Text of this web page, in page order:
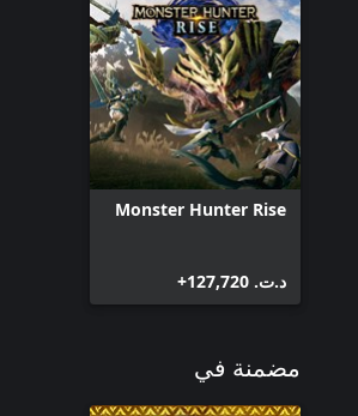
Monster Hunter Rise
د.ت.‏ 127,720+
مضمنة في